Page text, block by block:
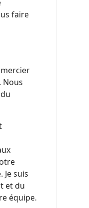
faire
Nous
Je suis
et du
équipe.